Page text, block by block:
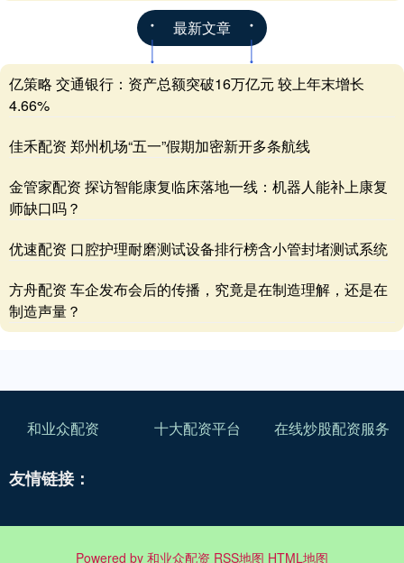
最新文章
亿策略 交通银行：资产总额突破16万亿元 较上年末增长
4.66%
佳禾配资 郑州机场“五一”假期加密新开多条航线
金管家配资 探访智能康复临床落地一线：机器人能补上康复
师缺口吗？
优速配资 口腔护理耐磨测试设备排行榜含小管封堵测试系统
方舟配资 车企发布会后的传播，究竟是在制造理解，还是在
制造声量？
和业众配资 十大配资平台 在线炒股配资服务
友情链接：
Powered by 和业众配资 RSS地图 HTML地图